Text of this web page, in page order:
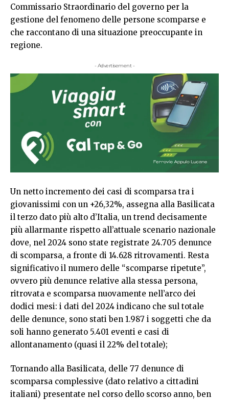
Commissario Straordinario del governo per la
gestione del fenomeno delle persone scomparse e
che raccontano di una situazione preoccupante in
regione.
- Advertisement -
Un netto incremento dei casi di scomparsa tra i
giovanissimi con un +26,32%, assegna alla Basilicata
il terzo dato più alto d’Italia, un trend decisamente
più allarmante rispetto all’attuale scenario nazionale
dove, nel 2024 sono state registrate 24.705 denunce
di scomparsa, a fronte di 14.628 ritrovamenti. Resta
significativo il numero delle “scomparse ripetute”,
ovvero più denunce relative alla stessa persona,
ritrovata e scomparsa nuovamente nell’arco dei
dodici mesi: i dati del 2024 indicano che sul totale
delle denunce, sono stati ben 1.987 i soggetti che da
soli hanno generato 5.401 eventi e casi di
allontanamento (quasi il 22% del totale);
Tornando alla Basilicata, delle 77 denunce di
scomparsa complessive (dato relativo a cittadini
italiani) presentate nel corso dello scorso anno, ben